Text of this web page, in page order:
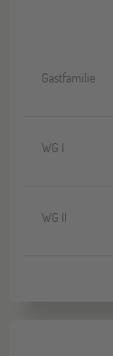
Gastfamilie
WG I
WG II